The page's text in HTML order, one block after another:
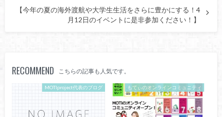
【今年の夏の海外渡航や大学生生活をさらに豊かにする！4
月12日のイベントに是非参加ください！】
RECOMMEND こちらの記事も人気です。
MOTIproject代表のブログ もてぃのオンラインコミュニティ